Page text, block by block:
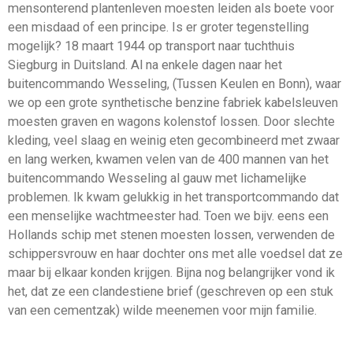
mensonterend plantenleven moesten leiden als boete voor
een misdaad of een principe. Is er groter tegenstelling
mogelijk? 18 maart 1944 op transport naar tuchthuis
Siegburg in Duitsland. Al na enkele dagen naar het
buitencommando Wesseling, (Tussen Keulen en Bonn), waar
we op een grote synthetische benzine fabriek kabelsleuven
moesten graven en wagons kolenstof lossen. Door slechte
kleding, veel slaag en weinig eten gecombineerd met zwaar
en lang werken, kwamen velen van de 400 mannen van het
buitencommando Wesseling al gauw met lichamelijke
problemen. Ik kwam gelukkig in het transportcommando dat
een menselijke wachtmeester had. Toen we bijv. eens een
Hollands schip met stenen moesten lossen, verwenden de
schippersvrouw en haar dochter ons met alle voedsel dat ze
maar bij elkaar konden krijgen. Bijna nog belangrijker vond ik
het, dat ze een clandestiene brief (geschreven op een stuk
van een cementzak) wilde meenemen voor mijn familie.